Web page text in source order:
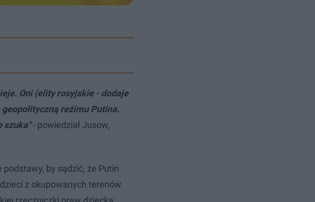
Oni (elity rosyjskie - dodaje
reżimu Putina.
szuka"- powiedział Jusow,
by sądzić, że Putin
z okupowanych terenów